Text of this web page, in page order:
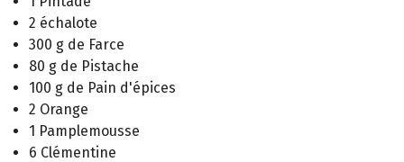
2 échalote
300 g de Farce
80 g de Pistache
100 g de Pain d'épices
2 Orange
1 Pamplemousse
6 Clémentine